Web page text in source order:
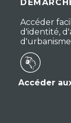
Accéder
d'identité,
Accéder